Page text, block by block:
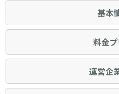
基本
料金
運営企